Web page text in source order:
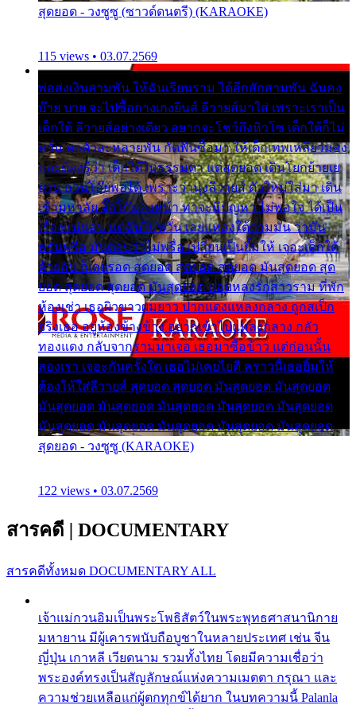
สุดยอด - วงซูซู (ซาวด์ดนตรี) (KARAOKE)
115 views • 03.07.2569
พ่อส่งเงินสามพัน ให้ฉันเรียนราม ได้อีกสักสามพัน ฉันคง
บ๊าย บาย จะไปซื้อกางเกงยีนส์ ลีวายส์มาใส่ เพราะเราเป็น
เด็กใต้ ลีวายส์อย่างเดียว อยากจะโชว์ถึงหิวโซ เด็กใต้ก็ไม่
หวั่น ตกตัวละหลายพัน กัดฟันซื้อมา ให้เด็กเทพเหลียวมอง
และต้องรู้ว่า เด็กใต้ไม่ธรรมดา แต่สุดยอด เดินโยกย้ายเย
ยวน กวนโอ๊ยพอได้ เพราะว่านุ่งลีวายส์ ตัวใหม่ใส่มา เดิน
เข้ามหาลัย จิ๊กโก๊มองหน้า ท่าจะมีปัญหา ไม่พอใจ ได้เป็น
เรื่องแน่นอน แต่ฉันไม่หวั่น เลยแหลงใต้ถามมัน ว่ามัน
พรั่นพรือ มันตอบว่าไม่พรื่อ เปลี่ยนเป็นยิ้มให้ เจอะเด็กใต้
ด้วยกัน ก็เลยรอด สุดยอด สุดยอด สุดยอด มันสุดยอด สุด
ยอด สุดยอด สุดยอด มันสุดยอด แอบหลงรักสาวราม ที่พัก
ห้องเช่า เธอผิวขาวผมยาว ปากแดงแหลงกลาง ถูกสเป็ก
จริงเธอ อยู่ห้องข้างข้าง อยากเข้าไปแหลงกลาง กลัว
ทองแดง กลับจากรามมาเจอ เธอมาซื้อข้าว แต่ก่อนนั้น
สองเรา เจอะกันครั้งใด เธอไม่เคยไยดี คราวนี้เธอยิ้มให้
ต้องให้ใส่ลีวายส์ สุดยอด สุดยอด มันสุดยอด มันสุดยอด
มันสุดยอด มันสุดยอด มันสุดยอด มันสุดยอด มันสุดยอด
มันสุดยอด มันสุดยอด มันสุดยอด มันสุดยอด มันสุดยอด
สุดยอด - วงซูซู (KARAOKE)
122 views • 03.07.2569
สารคดี | DOCUMENTARY
สารคดีทั้งหมด DOCUMENTARY ALL
เจ้าแม่กวนอิมเป็นพระโพธิสัตว์ในพระพุทธศาสนานิกาย
มหายาน มีผู้เคารพนับถือบูชาในหลายประเทศ เช่น จีน
ญี่ปุ่น เกาหลี เวียดนาม รวมทั้งไทย โดยมีความเชื่อว่า
พระองค์ทรงเป็นสัญลักษณ์แห่งความเมตตา กรุณา และ
ความช่วยเหลือแก่ผู้ตกทุกข์ได้ยาก ในบทความนี้ Palanla